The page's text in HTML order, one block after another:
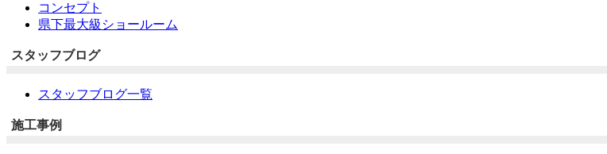
コンセプト
県下最大級ショールーム
スタッフブログ
スタッフブログ一覧
施工事例